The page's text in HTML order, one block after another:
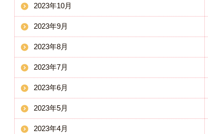
2023年10月
2023年9月
2023年8月
2023年7月
2023年6月
2023年5月
2023年4月